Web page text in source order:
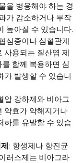
을 병용해야 하는 경
가 감소하거나 부작
높아질 수 있습니다.
심증이나 심혈관계
사용되는 질산염 제
함께 복용하면 심
가 발생할 수 있습니
압 강하제와 비아그
약효가 약해지거나
하를 유발할 수 있습
: 항생제나 항진균
러스제는 비아그라